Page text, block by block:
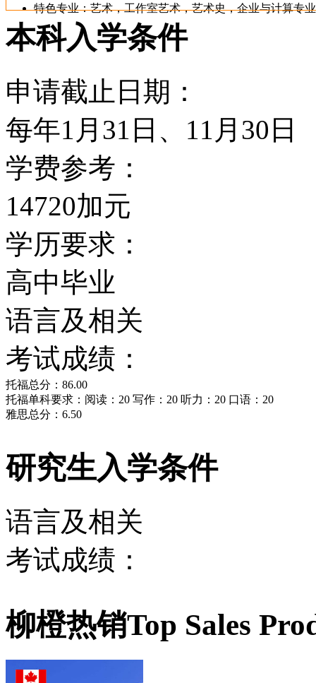
特色专业：艺术，工作室艺术，艺术史，企业与计算专
本科入学条件
申请截止日期：
每年1月31日、11月30日
学费参考：
14720加元
学历要求：
高中毕业
语言及相关
考试成绩：
托福总分：86.00
托福单科要求：阅读：20 写作：20 听力：20 口语：20
雅思总分：6.50
研究生入学条件
语言及相关
考试成绩：
柳橙热销Top Sales